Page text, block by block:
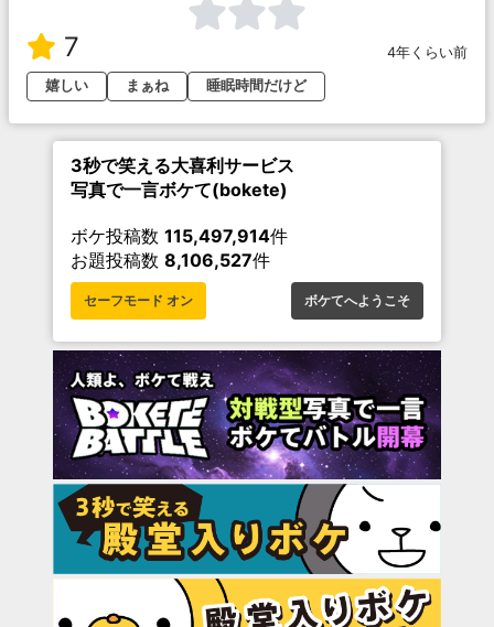
7
4年くらい前
嬉しい
まぁね 睡眠時間だけど
3秒で笑える大喜利サービス
写真で一言ボケて(bokete)
ボケ投稿数 115,497,914件
お題投稿数 8,106,527件
セーフモード オン ボケてへようこそ